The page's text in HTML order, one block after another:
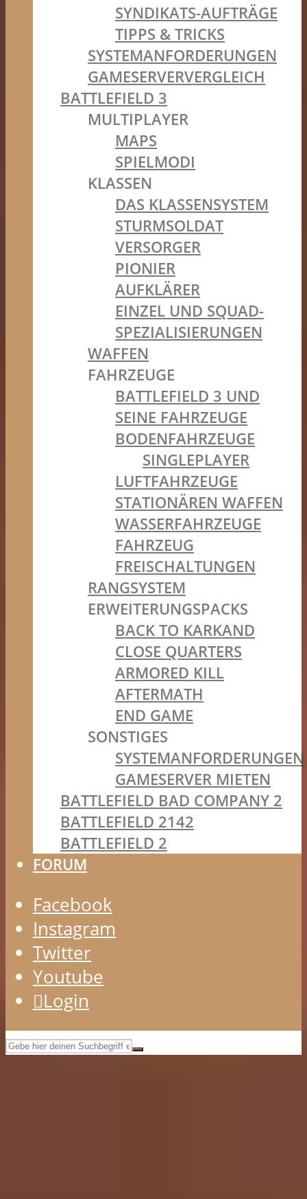
SYNDIKATS-AUFTRÄGE
TIPPS & TRICKS
SYSTEMANFORDERUNGEN
GAMESERVERVERGLEICH
BATTLEFIELD 3
MULTIPLAYER
MAPS
SPIELMODI
KLASSEN
DAS KLASSENSYSTEM
STURMSOLDAT
VERSORGER
PIONIER
AUFKLÄRER
EINZEL UND SQUAD-
SPEZIALISIERUNGEN
WAFFEN
FAHRZEUGE
BATTLEFIELD 3 UND
SEINE FAHRZEUGE
BODENFAHRZEUGE
SINGLEPLAYER
LUFTFAHRZEUGE
STATIONÄREN WAFFEN
WASSERFAHRZEUGE
FAHRZEUG
FREISCHALTUNGEN
RANGSYSTEM
ERWEITERUNGSPACKS
BACK TO KARKAND
CLOSE QUARTERS
ARMORED KILL
AFTERMATH
END GAME
SONSTIGES
SYSTEMANFORDERUNGEN
GAMESERVER MIETEN
BATTLEFIELD BAD COMPANY 2
BATTLEFIELD 2142
BATTLEFIELD 2
FORUM
Facebook
Instagram
Twitter
Youtube
Login